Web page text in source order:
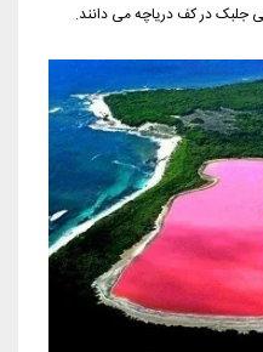
جلبک در کف دریاچه می دانند.